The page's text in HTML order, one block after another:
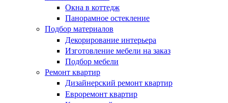
Окна в коттедж
Панорамное остекление
Подбор материалов
Декорирование интерьера
Изготовление мебели на заказ
Подбор мебели
Ремонт квартир
Дизайнерский ремонт квартир
Евроремонт квартир